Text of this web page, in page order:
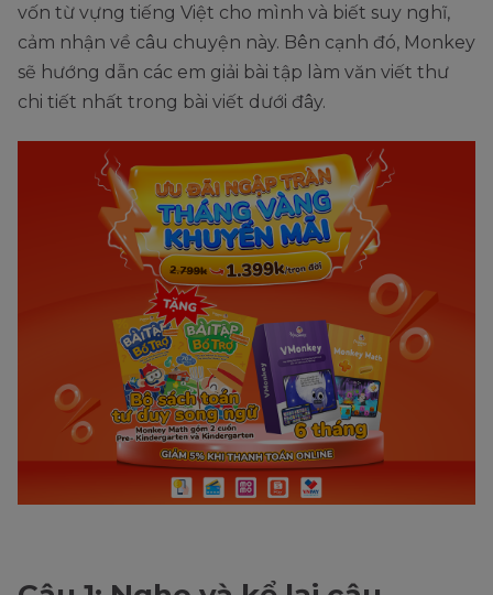
vốn từ vựng tiếng Việt cho mình và biết suy nghĩ,
cảm nhận về câu chuyện này. Bên cạnh đó, Monkey
sẽ hướng dẫn các em giải bài tập làm văn viết thư
chi tiết nhất trong bài viết dưới đây.